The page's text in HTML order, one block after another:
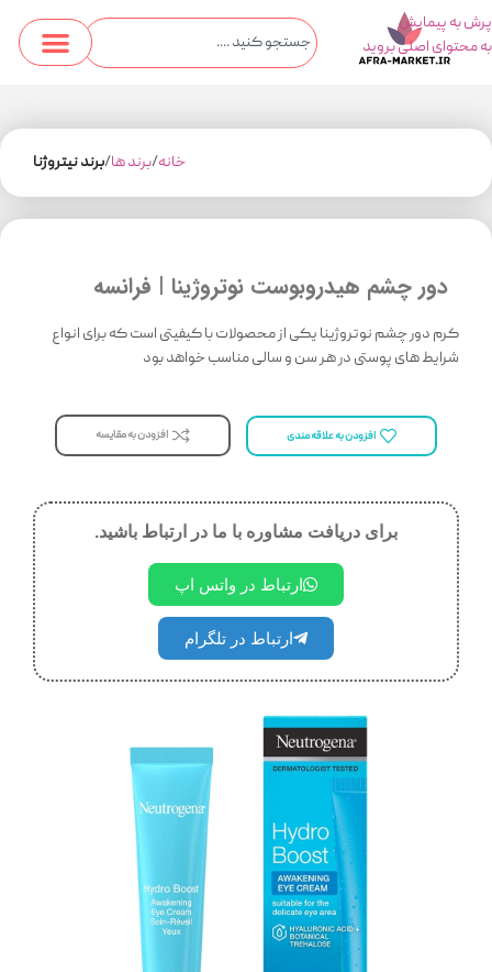
پرش به پیمایش
به محتوای اصلی بروید
خانه برند ها برند نیتروژنا
دور چشم هیدروبوست نوتروژینا | فرانسه
کرم دور چشم نوتروژینا یکی از محصولات با کیفیتی است که برای انواع
شرایط های پوستی در هر سن و سالی مناسب خواهد بود
افزودن به علاقه مندی افزودن به مقایسه
برای دریافت مشاوره با ما در ارتباط باشید.
ارتباط در واتس اپ
ارتباط در تلگرام